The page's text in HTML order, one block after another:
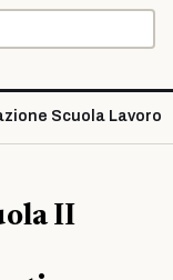
Scuola Lavoro
II